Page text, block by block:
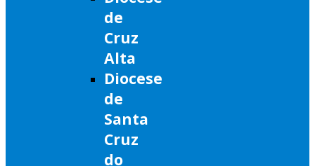
de
Cruz
Alta
Diocese
de
Santa
Cruz
do